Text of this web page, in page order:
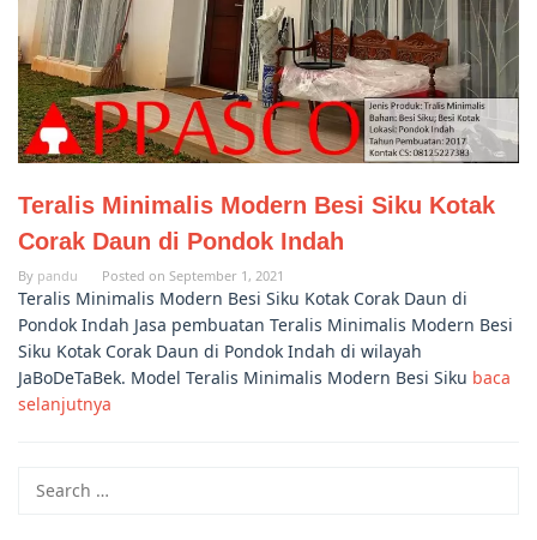
Teralis Minimalis Modern Besi Siku Kotak
Corak Daun di Pondok Indah
By pandu Posted on September 1, 2021
Teralis Minimalis Modern Besi Siku Kotak Corak Daun di
Pondok Indah Jasa pembuatan Teralis Minimalis Modern Besi
Siku Kotak Corak Daun di Pondok Indah di wilayah
JaBoDeTaBek. Model Teralis Minimalis Modern Besi Siku baca
selanjutnya
for: